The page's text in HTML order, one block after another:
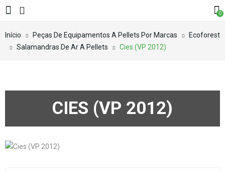
0
Início Peças De Equipamentos A Pellets Por Marcas
Ecoforest
Salamandras De Ar A Pellets
Cies (VP 2012)
CIES (VP 2012)